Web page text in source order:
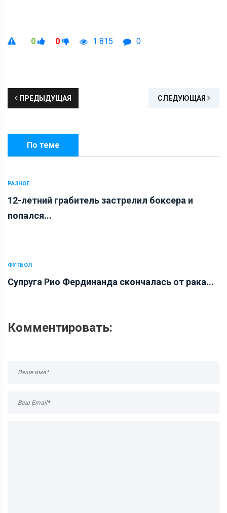
0 0 1 815 0
ПРЕДЫДУЩАЯ СЛЕДУЮЩАЯ
По теме
РАЗНОЕ
12-летний грабитель застрелил боксера и
попался...
ФУТБОЛ
Супруга Рио Фердинанда скончалась от рака...
Комментировать: